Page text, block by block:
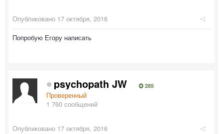
Опубликовано 17 октября, 2016
Попробую Егору написать
psychopath JW 285
Проверенный
1 760 сообщений
Опубликовано 17 октября, 2016